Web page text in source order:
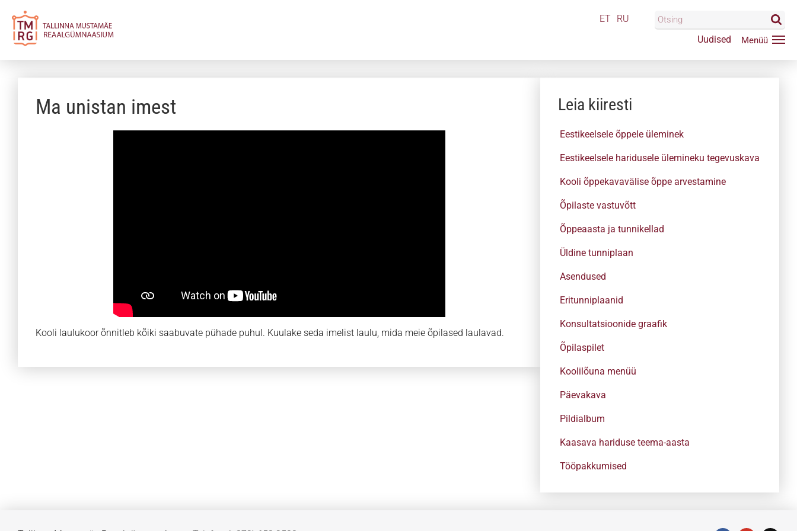
ET RU
Uudised
Ma unistan imest
Kooli laulukoor õnnitleb kõiki saabuvate pühade puhul. Kuulake seda imelist laulu, mida meie õpilased laulavad.
Leia kiiresti
Eestikeelsele õppele üleminek
Eestikeelsele haridusele ülemineku tegevuskava
Kooli õppekavavälise õppe arvestamine
Õpilaste vastuvõtt
Õppeaasta ja tunnikellad
Üldine tunniplaan
Asendused
Eritunniplaanid
Konsultatsioonide graafik
Õpilaspilet
Koolilõuna menüü
Päevakava
Pildialbum
Kaasava hariduse teema-aasta
Tööpakkumised